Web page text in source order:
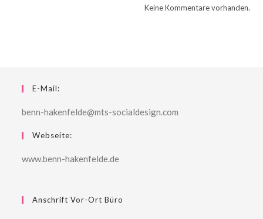
Keine Kommentare vorhanden.
E-Mail:
benn-hakenfelde@mts-socialdesign.com
Webseite:
www.benn-hakenfelde.de
Anschrift Vor-Ort Büro